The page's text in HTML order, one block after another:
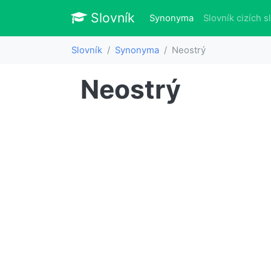
Slovník Slovník
Synonyma(aktuálně)
Slovník cizích
Slovník Synonyma Neostrý
Neostrý